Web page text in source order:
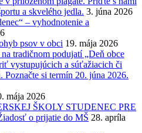
a skvelého jedla. 3. júna 2026
– vyhodnotenie a
psov v obci 19. mája 2026
tradičnom podujatí „Deň obce
vystupujúcich a súťažiacich či
si termín 20. júna 2026.
mája 2026
ŠKOLY STUDENEC PRE
o prijatie do MŠ 28. apríla